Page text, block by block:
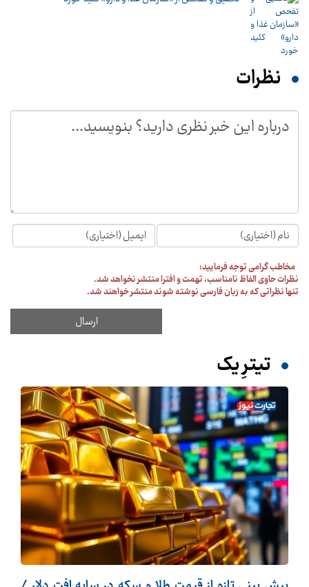
نظرات
مخاطب گرامی توجه فرمایید:
نظرات حاوی الفاظ نامناسب، تهمت و افترا منتشر نخواهد شد.
تنها نظراتی که به زبان فارسی نوشته شوند منتشر خواهند شد.
تیترِ یک